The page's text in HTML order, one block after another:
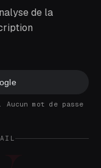
de la
mot de passe